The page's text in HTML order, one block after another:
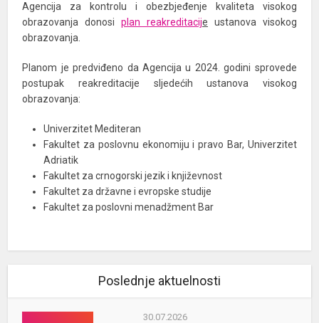
Agencija za kontrolu i obezbjeđenje kvaliteta visokog
obrazovanja donosiplan reakreditacije ustanova visokog
obrazovanja.
Planom je predviđeno da Agencija u 2024. godini sprovede
postupak reakreditacije sljedećih ustanova visokog
obrazovanja:
Univerzitet Mediteran
Fakultet za poslovnu ekonomiju i pravo Bar, Univerzitet
Adriatik
Fakultet za crnogorski jezik i književnost
Fakultet za državne i evropske studije
Fakultet za poslovni menadžment Bar
Poslednje aktuelnosti
30.07.2026